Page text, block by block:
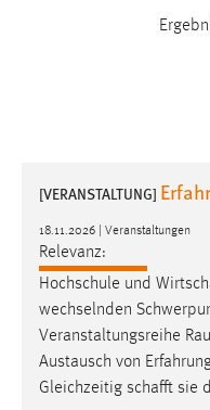
[VERANSTALTUNG]
18.11.2026 | Veranstaltungen
Relevanz:
Hochschule und
wechselnden
Veranstaltungsreihe
Austausch von
Gleichzeitig schafft sie
Dieser Cookie
Performance
Name:
staticfilecache
Zweck:
Für performante
gespeichert, ob man
Sprachpräferenz